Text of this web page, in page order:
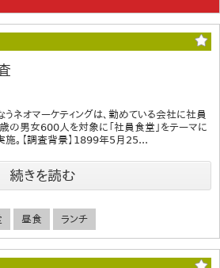
ネオマーケティングは、勤めている会社に社員
男女600人を対象に「社員食堂」をテーマに
施。【調査背景】1899年5月25...
続きを読む
昼食 ランチ